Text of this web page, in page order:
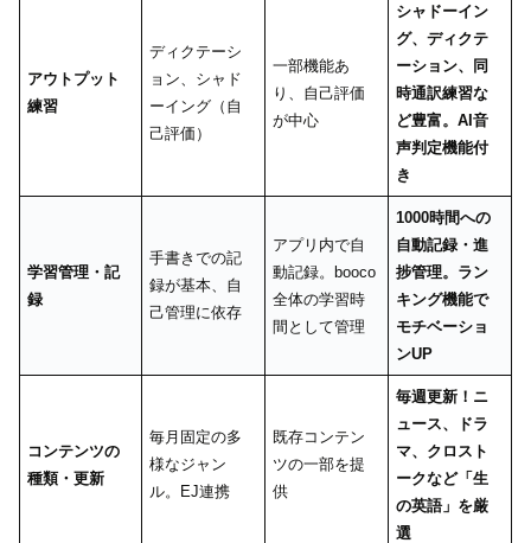
アウトプット
練習
ディクテーシ
ョン、シャド
ーイング（自
己評価）
一部機能あ
り、自己評価
が中心
シャドーイン
グ、ディクテ
ーション、同
時通訳練習な
ど豊富。AI音
声判定機能付
き
学習管理・記
録
手書きでの記
録が基本、自
己管理に依存
アプリ内で自
動記録。booco
全体の学習時
間として管理
1000時間への
自動記録・進
捗管理。ラン
キング機能で
モチベーショ
ンUP
コンテンツの
種類・更新
毎月固定の多
様なジャン
ル。EJ連携
既存コンテン
ツの一部を提
供
毎週更新！ニ
ュース、ドラ
マ、クロスト
ークなど「生
の英語」を厳
選